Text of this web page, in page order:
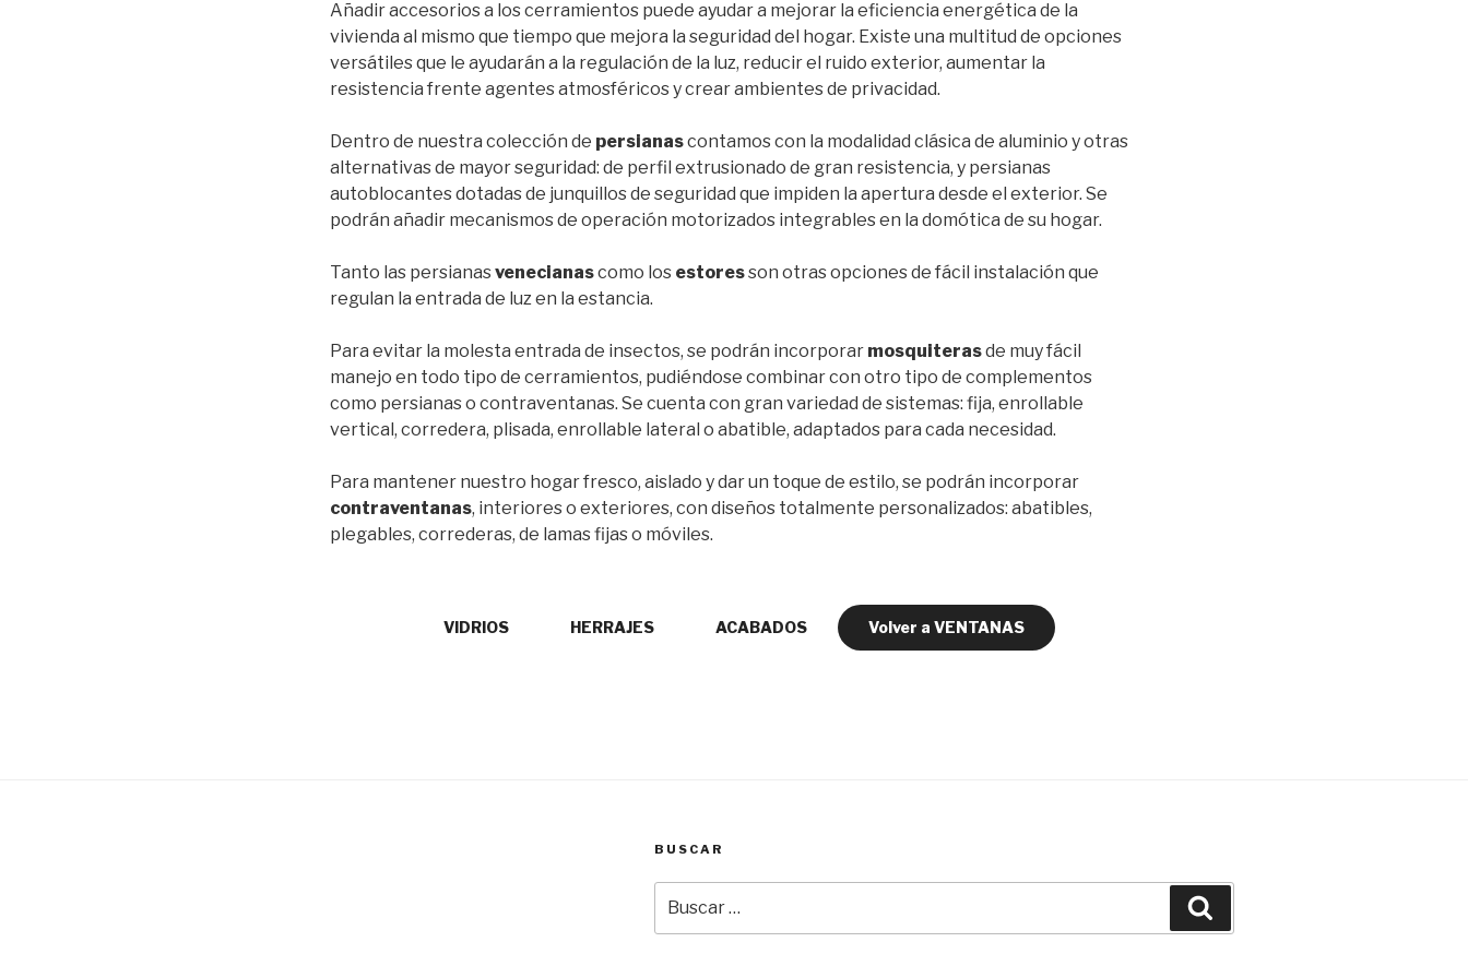
Añadir accesorios a los cerramientos puede ayudar a mejorar la eficiencia energética de la
vivienda al mismo que tiempo que mejora la seguridad del hogar. Existe una multitud de opciones
versátiles que le ayudarán a la regulación de la luz, reducir el ruido exterior, aumentar la
resistencia frente agentes atmosféricos y crear ambientes de privacidad.
Dentro de nuestra colección de persianascontamos con la modalidad clásica de aluminio y otras
alternativas de mayor seguridad: de perfil extrusionado de gran resistencia, y persianas
autoblocantes dotadas de junquillos de seguridad que impiden la apertura desde el exterior. Se
podrán añadir mecanismos de operación motorizados integrables en la domótica de su hogar.
Tanto las persianasvenecianascomo los estoresson otras opciones de fácil instalación que
regulan la entrada de luz en la estancia.
Para evitar la molesta entrada de insectos, se podrán incorporar mosquiterasde muy fácil
manejo en todo tipo de cerramientos, pudiéndose combinar con otro tipo de complementos
como persianas o contraventanas. Se cuenta con gran variedad de sistemas: fija, enrollable
vertical, corredera, plisada, enrollable lateral o abatible, adaptados para cada necesidad.
Para mantener nuestro hogar fresco, aislado y dar un toque de estilo, se podrán incorporar
contraventanas, interiores o exteriores, con diseños totalmente personalizados: abatibles,
plegables, correderas, de lamas fijas o móviles.
VIDRIOS HERRAJES ACABADOS Volver a VENTANAS
BUSCAR
por: